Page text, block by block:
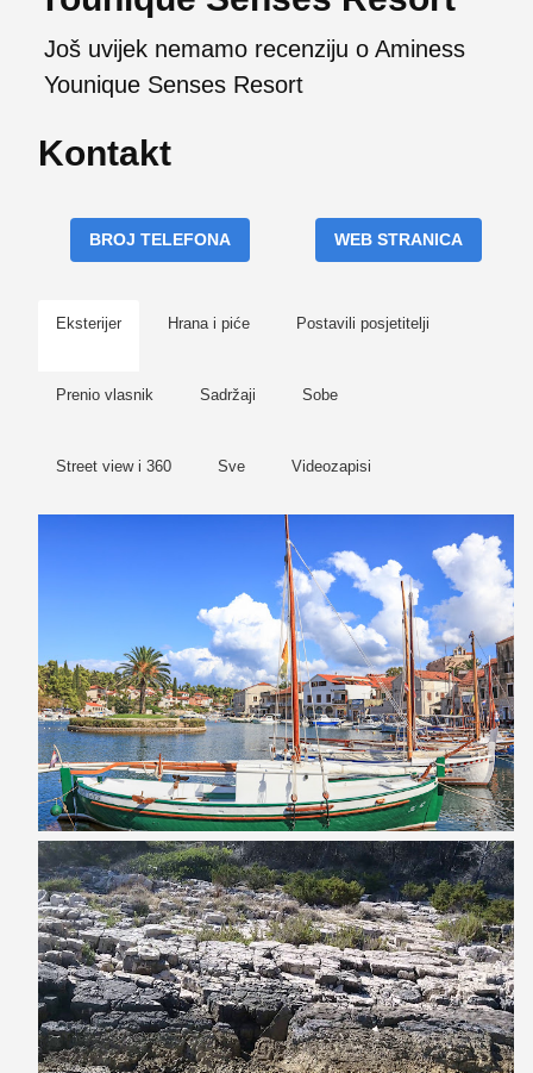
Još uvijek nemamo recenziju o Aminess
Younique Senses Resort
Kontakt
BROJ TELEFONA WEB STRANICA
Eksterijer Hrana i piće Postavili posjetitelji
Prenio vlasnik Sadržaji Sobe
Street view i 360 Sve Videozapisi